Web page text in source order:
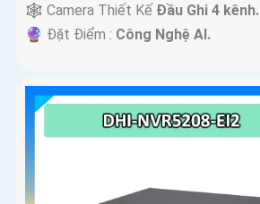
🕸️ Camera Thiết Kế Đầu Ghi 4 kênh.
️🔮 Đặt Điểm : Công Nghệ AI.